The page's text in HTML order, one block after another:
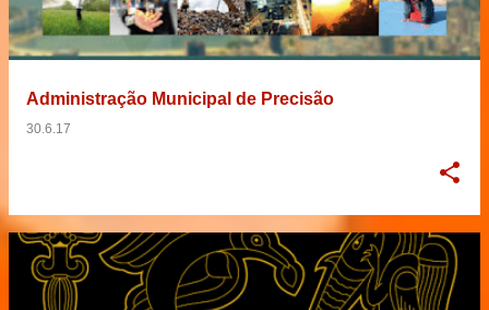
Administração Municipal de Precisão
30.6.17